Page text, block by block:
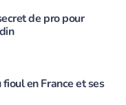
de pro pour
en France et ses